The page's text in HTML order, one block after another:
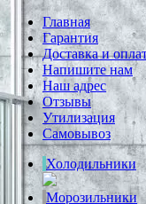
Главная
Гарантия
Доставка и
Напишите нам
Наш адрес
Отзывы
Утилизация
Самовывоз
Холодильники
Морозильники